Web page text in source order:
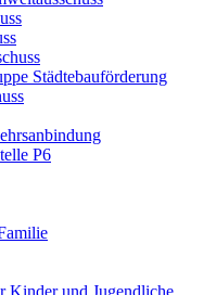
Städtebauförderung
P6
Kinder und Jugendliche